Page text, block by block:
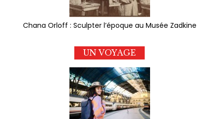
Chana Orloff : Sculpter l’époque au Musée Zadkine
UN VOYAGE